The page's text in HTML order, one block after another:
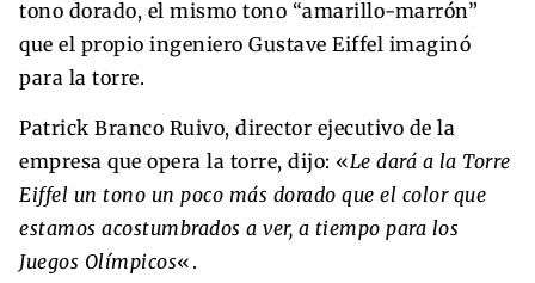
tono dorado, el mismo tono “amarillo-marrón”
que el propio ingeniero Gustave Eiffel imaginó
para la torre.
Patrick Branco Ruivo, director ejecutivo de la
empresa que opera la torre, dijo: «Le dará a la Torre
Eiffel un tono un poco más dorado que el color que
estamos acostumbrados a ver, a tiempo para los
Juegos Olímpicos«.